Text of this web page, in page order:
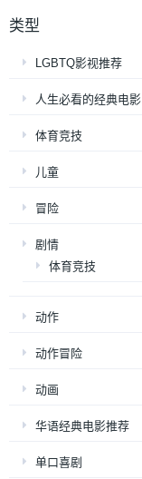
类型
LGBTQ影视推荐
人生必看的经典电影
体育竞技
儿童
冒险
剧情
体育竞技
动作
动作冒险
动画
华语经典电影推荐
单口喜剧